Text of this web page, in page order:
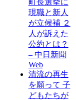
町長選挙に
現職と新人
が立候補 ２
人が訴えた
公約とは？
– 中日新聞
Web
清流の再生
を願って 子
どもたちが